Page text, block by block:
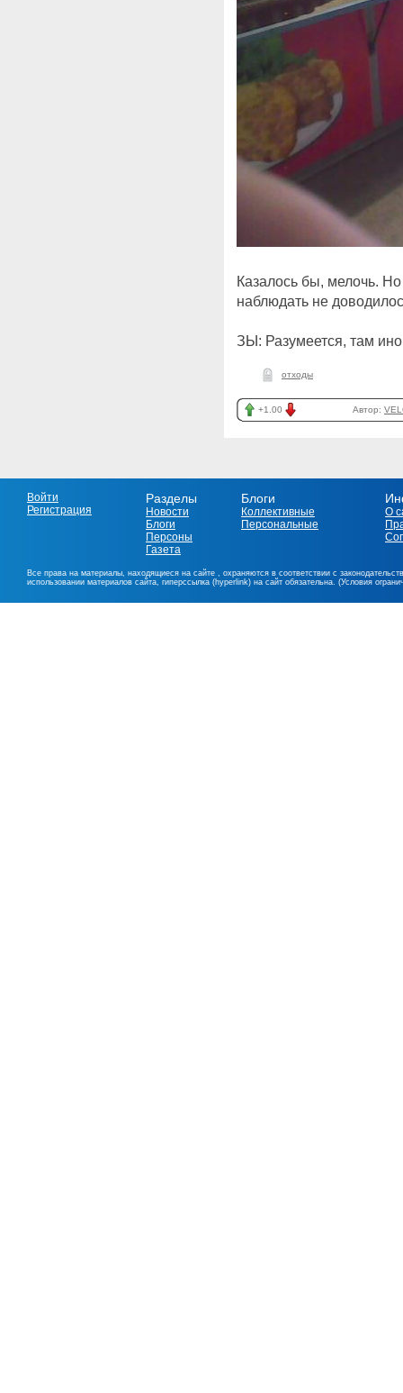
Казалось бы, мелочь. Но
наблюдать не
ЗЫ: Разумеется, там
отходы
+1.00 Автор:
Войти
Регистрация
Разделы
Новости
Блоги
Персоны
Газета
Блоги
Коллективные
Персональные
О
Все права на материалы, находящиеся на сайте , охраняются в соответствии с
использовании материалов сайта, гиперссылка (hyperlink) на сайт обязательна. (Условия